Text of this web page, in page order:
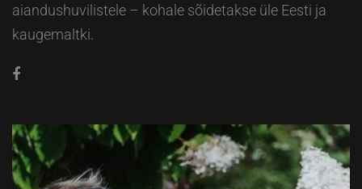
aiandushuvilistele – kohale sõidetakse üle Eesti ja
kaugemaltki.